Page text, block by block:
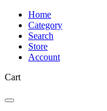
Home
Category
Search
Store
Account
Cart